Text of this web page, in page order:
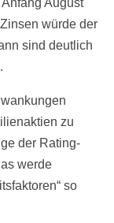
würde der
sind deutlich
zu
der Rating-
werde
so